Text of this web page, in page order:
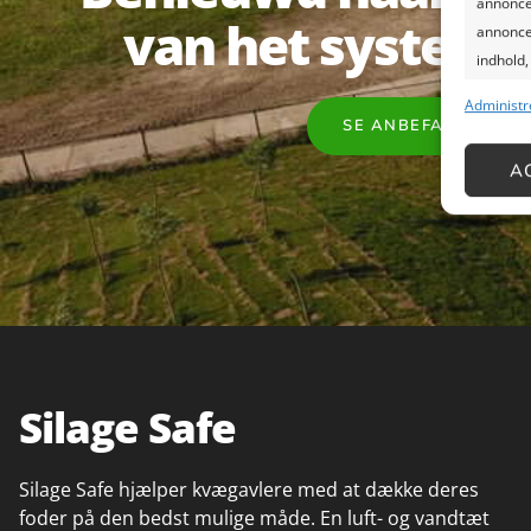
Sikre
og
van het
SE ANBEFALINGER
Silage Safe
Silage Safe hjælper kvægavlere med at dække deres
foder på den bedst mulige måde. En luft- og vandtæt